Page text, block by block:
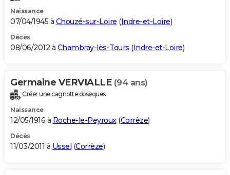
Naissance
07/04/1945 à Chouzé-sur-Loire (Indre-et-Loire)
Décès
08/06/2012 à Chambray-lès-Tours (Indre-et-Loire)
Germaine VERVIALLE (94 ans)
Créer une cagnotte obsèques
Naissance
12/05/1916 à Roche-le-Peyroux(Corrèze)
Décès
11/03/2011 à Ussel (Corrèze)